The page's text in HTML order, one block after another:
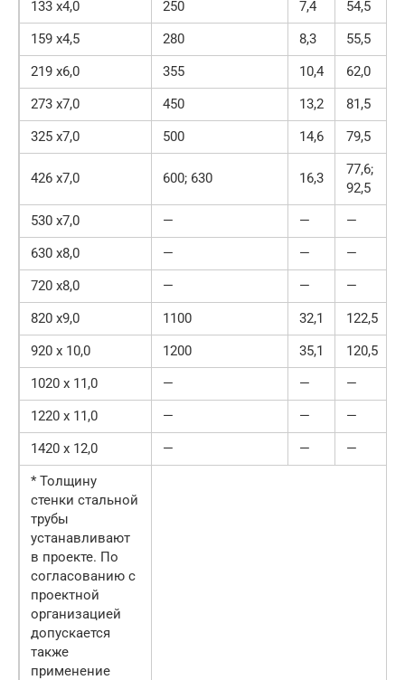
133 х4,0 250 7,4
54,5
159 х4,5
280 8,3
55,5
219 х6,0
355 10,4
62,0
273 х7,0
450 13,2
81,5
325 х7,0
500 14,6 79,5
426 х7,0 600; 630 16,3
77,6;
92,5
530 х7,0
— —
—
630 х8,0
— —
—
720 х8,0
— —
—
820 х9,0
1100 32,1
122,5
920 х 10,0
1200 35,1
120,5
1020 х 11,0
— —
—
1220 х 11,0
— —
—
1420 х 12,0
— —
—
* Толщину
стенки стальной
трубы
устанавливают
в проекте. По
согласованию с
проектной
организацией
допускается
также
применение